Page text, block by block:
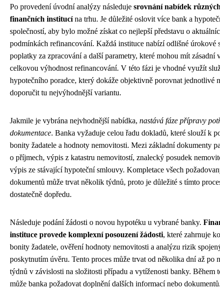
Po provedení úvodní analýzy následuje srovnání nabídek
finančních institucína trhu. Je důležité oslovit více bank a
společností, aby bylo možné získat co nejlepší představu o
podmínkách refinancování. Každá instituce nabízí odlišné úrokové
poplatky za zpracování a další parametry, které mohou mít zásadní
celkovou výhodnost refinancování. V této fázi je vhodné využít
hypotečního poradce, který dokáže objektivně porovnat jednotlivé
doporučit tu nejvýhodnější variantu.
Jakmile je vybrána nejvhodnější nabídka, nastává fáze přípravy
dokumentace. Banka vyžaduje celou řadu dokladů, které slouží k
bonity žadatele a hodnoty nemovitosti. Mezi základní dokumenty
o příjmech, výpis z katastru nemovitostí, znalecký posudek
výpis ze stávající hypoteční smlouvy. Kompletace všech
dokumentů může trvat několik týdnů, proto je důležité s tímto
dostatečně dopředu.
Následuje podání žádosti o novou hypotéku u vybrané banky.
instituce provede komplexní posouzení žádosti, které zahrnuje
bonity žadatele, ověření hodnoty nemovitosti a analýzu rizik
poskytnutím úvěru. Tento proces může trvat od několika dní až po
týdnů v závislosti na složitosti případu a vytíženosti banky. Během
může banka požadovat doplnění dalších informací nebo